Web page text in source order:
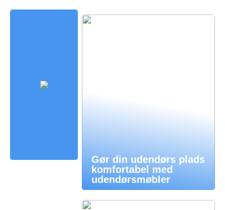
Gør din udendørs plads
komfortabel med
udendørsmøbler